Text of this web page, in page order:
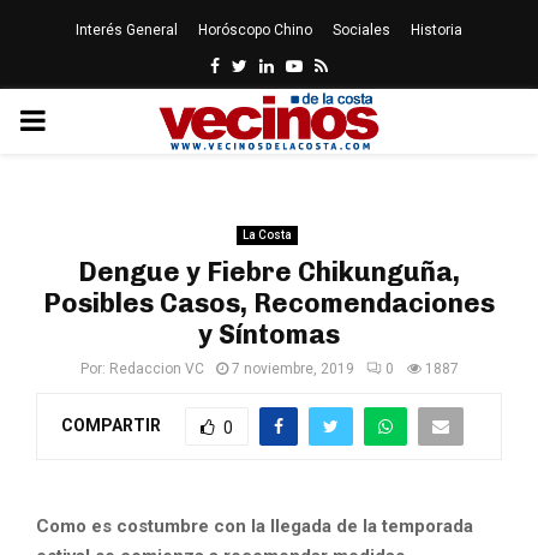
Interés General Horóscopo Chino Sociales Historia
Facebook
Twitter
LinkedinYoutube
Rss
PRIMARY
La Costa
Dengue y Fiebre Chikunguña,
Posibles Casos, Recomendaciones
y Síntomas
Por: Redaccion VC 7 noviembre, 2019 0 1887
COMPARTIR 0
Como es costumbre con la llegada de la temporada